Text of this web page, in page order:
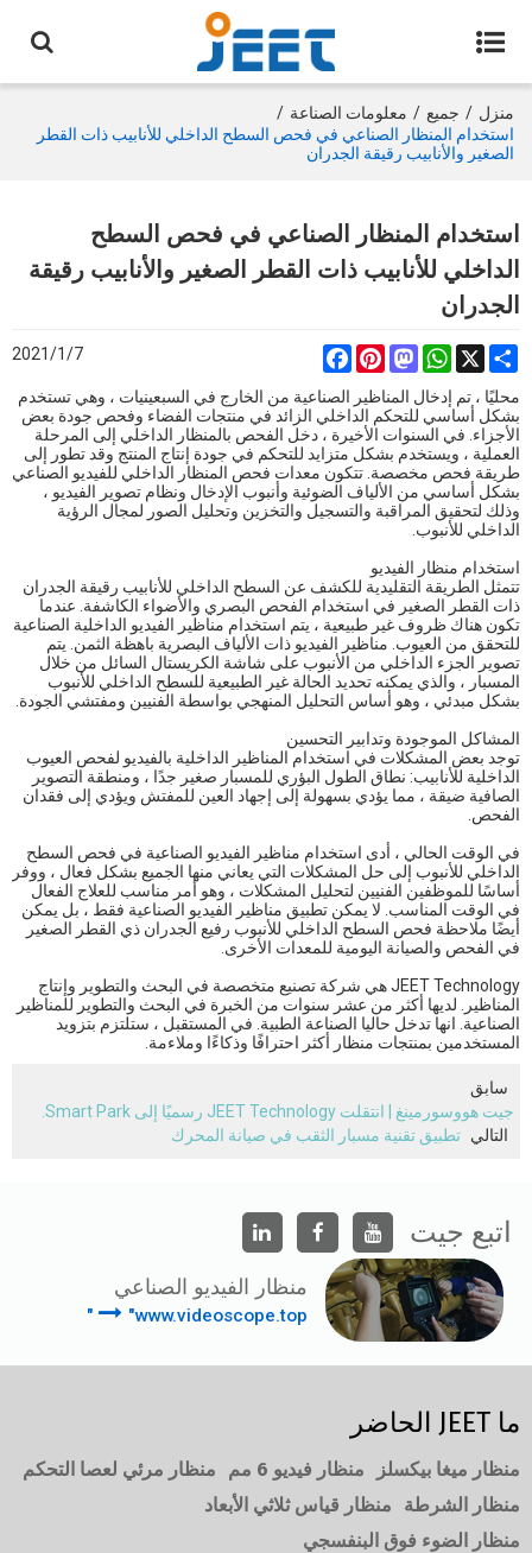
منزل / جميع / معلومات الصناعة /
استخدام المنظار الصناعي في فحص السطح الداخلي للأنابيب ذات القطر
الصغير والأنابيب رقيقة الجدران
استخدام المنظار الصناعي في فحص السطح
الداخلي للأنابيب ذات القطر الصغير والأنابيب رقيقة
الجدران
Share
FacebookPinterest
Mastodon
WhatsApp X
2021/1/7
محليًا ، تم إدخال المناظير الصناعية من الخارج في السبعينيات ، وهي تستخدم
بشكل أساسي للتحكم الداخلي الزائد في منتجات الفضاء وفحص جودة بعض
الأجزاء. في السنوات الأخيرة ، دخل الفحص بالمنظار الداخلي إلى المرحلة
العملية ، ويستخدم بشكل متزايد للتحكم في جودة إنتاج المنتج وقد تطور إلى
طريقة فحص مخصصة. تتكون معدات فحص المنظار الداخلي للفيديو الصناعي
بشكل أساسي من الألياف الضوئية وأنبوب الإدخال ونظام تصوير الفيديو ،
وذلك لتحقيق المراقبة والتسجيل والتخزين وتحليل الصور لمجال الرؤية
الداخلي للأنبوب.
استخدام منظار الفيديو
تتمثل الطريقة التقليدية للكشف عن السطح الداخلي للأنابيب رقيقة الجدران
ذات القطر الصغير في استخدام الفحص البصري والأضواء الكاشفة. عندما
تكون هناك ظروف غير طبيعية ، يتم استخدام مناظير الفيديو الداخلية الصناعية
للتحقق من العيوب. مناظير الفيديو ذات الألياف البصرية باهظة الثمن. يتم
تصوير الجزء الداخلي من الأنبوب على شاشة الكريستال السائل من خلال
المسبار ، والذي يمكنه تحديد الحالة غير الطبيعية للسطح الداخلي للأنبوب
بشكل مبدئي ، وهو أساس التحليل المنهجي بواسطة الفنيين ومفتشي الجودة.
المشاكل الموجودة وتدابير التحسين
توجد بعض المشكلات في استخدام المناظير الداخلية بالفيديو لفحص العيوب
الداخلية للأنابيب: نطاق الطول البؤري للمسبار صغير جدًا ، ومنطقة التصوير
الصافية ضيقة ، مما يؤدي بسهولة إلى إجهاد العين للمفتش ويؤدي إلى فقدان
الفحص.
في الوقت الحالي ، أدى استخدام مناظير الفيديو الصناعية في فحص السطح
الداخلي للأنبوب إلى حل المشكلات التي يعاني منها الجميع بشكل فعال ، ووفر
أساسًا للموظفين الفنيين لتحليل المشكلات ، وهو أمر مناسب للعلاج الفعال
في الوقت المناسب. لا يمكن تطبيق مناظير الفيديو الصناعية فقط ، بل يمكن
أيضًا ملاحظة فحص السطح الداخلي للأنبوب رفيع الجدران ذي القطر الصغير
في الفحص والصيانة اليومية للمعدات الأخرى.
JEET Technology هي شركة تصنيع متخصصة في البحث والتطوير وإنتاج
المناظير. لديها أكثر من عشر سنوات من الخبرة في البحث والتطوير للمناظير
الصناعية. انها تدخل حاليا الصناعة الطبية. في المستقبل ، ستلتزم بتزويد
المستخدمين بمنتجات منظار أكثر احترافًا وذكاءًا وملاءمة.
سابق
جيت هووسورمينغ | انتقلت JEET Technology رسميًا إلى Smart Park.
التالي تطبيق تقنية مسبار الثقب في صيانة المحرك
اتبع جيت
منظار الفيديو الصناعي
"www.videoscope.top"
ما JEET الحاضر
منظار ميغا بيكسلز منظار فيديو 6 مم
منظار مرئي لعصا التحكم
منظار الشرطة
منظار قياس ثلاثي الأبعاد
منظار الضوء فوق البنفسجي